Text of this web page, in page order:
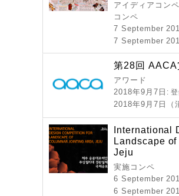
アイディアコン
コンペ
7 September
7 September
第28回 AACA
アワード
2018年9月7日 :
2018年9月7日（
International
Landscape
Jeju
実施コンペ
6 September
6 September